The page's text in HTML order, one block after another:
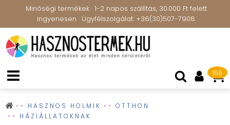
Minőségi termékek · 1-2 napos szállítás, 30.000 Ft felett
ingyenesen · Ügyfélszolgálat: +36(30)507-7908
168
HASZNOS HOLMIK
OTTHON
HÁZIÁLLATOKNAK